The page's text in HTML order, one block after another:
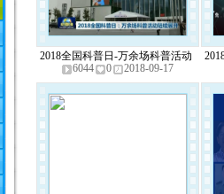
2018全国科普日-万余场科普活动
陆续展开
6044 0 2018-09-17